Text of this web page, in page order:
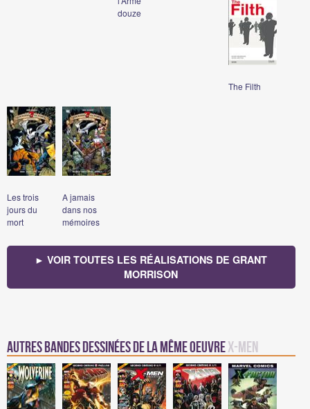
douze
The Filth
Les trois
jours du
mort
A jamais
dans nos
mémoires
► VOIR TOUTES LES RÉALISATIONS DE GRANT
MORRISON
Autres bandes dessinées de la même oeuvreX-Men